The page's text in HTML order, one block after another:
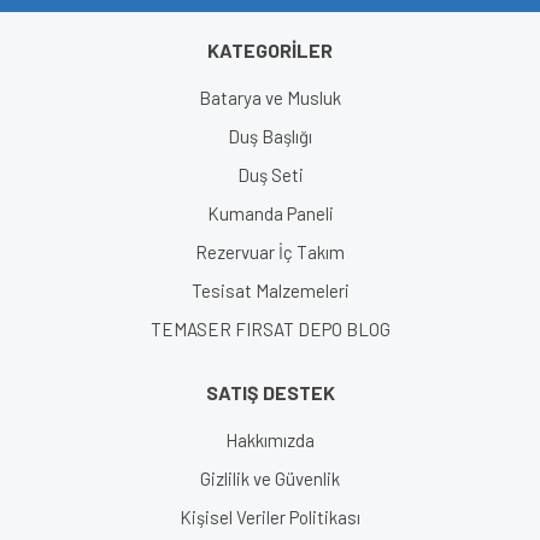
Gönder
KATEGORİLER
Batarya ve Musluk
Duş Başlığı
Duş Seti
Kumanda Paneli
Rezervuar İç Takım
Tesisat Malzemeleri
TEMASER FIRSAT DEPO BLOG
SATIŞ DESTEK
Hakkımızda
Gizlilik ve Güvenlik
Kişisel Veriler Politikası